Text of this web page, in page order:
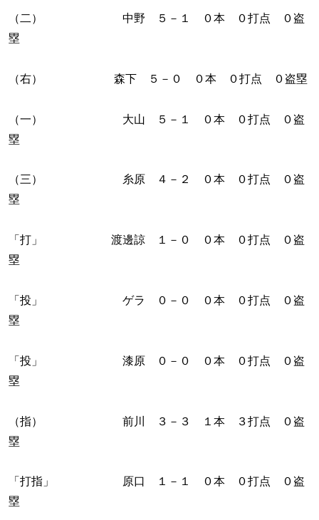
（二） 中野 ５－１ ０本 ０打点 ０盗
塁
（右） 森下 ５－０ ０本 ０打点 ０盗塁
（一） 大山 ５－１ ０本 ０打点 ０盗
塁
（三） 糸原 ４－２ ０本 ０打点 ０盗
塁
「打」 渡邊諒 １－０ ０本 ０打点 ０盗
塁
「投」 ゲラ ０－０ ０本 ０打点 ０盗
塁
「投」 漆原 ０－０ ０本 ０打点 ０盗
塁
（指） 前川 ３－３ １本 ３打点 ０盗
塁
「打指」 原口 １－１ ０本 ０打点 ０盗
塁